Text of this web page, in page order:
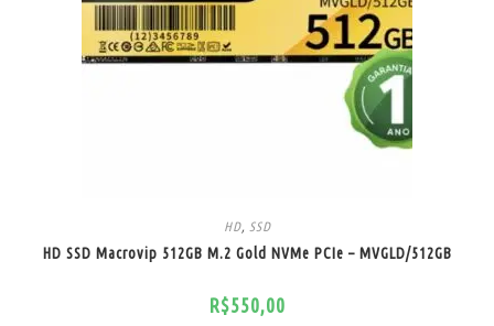
HD, SSD
HD SSD Macrovip 512GB M.2 Gold NVMe PCIe – MVGLD/512GB
R$550,00